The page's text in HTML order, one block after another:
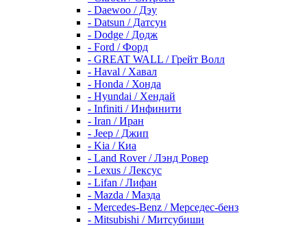
- Daewoo / Дэу
- Datsun / Датсун
- Dodge / Додж
- Ford / Форд
- GREAT WALL / Грейт Волл
- Haval / Хавал
- Honda / Хонда
- Hyundai / Хендай
- Infiniti / Инфинити
- Iran / Иран
- Jeep / Джип
- Kia / Киа
- Land Rover / Лэнд Ровер
- Lexus / Лексус
- Lifan / Лифан
- Mazda / Мазда
- Mercedes-Benz / Мерседес-бенз
- Mitsubishi / Митсубиши